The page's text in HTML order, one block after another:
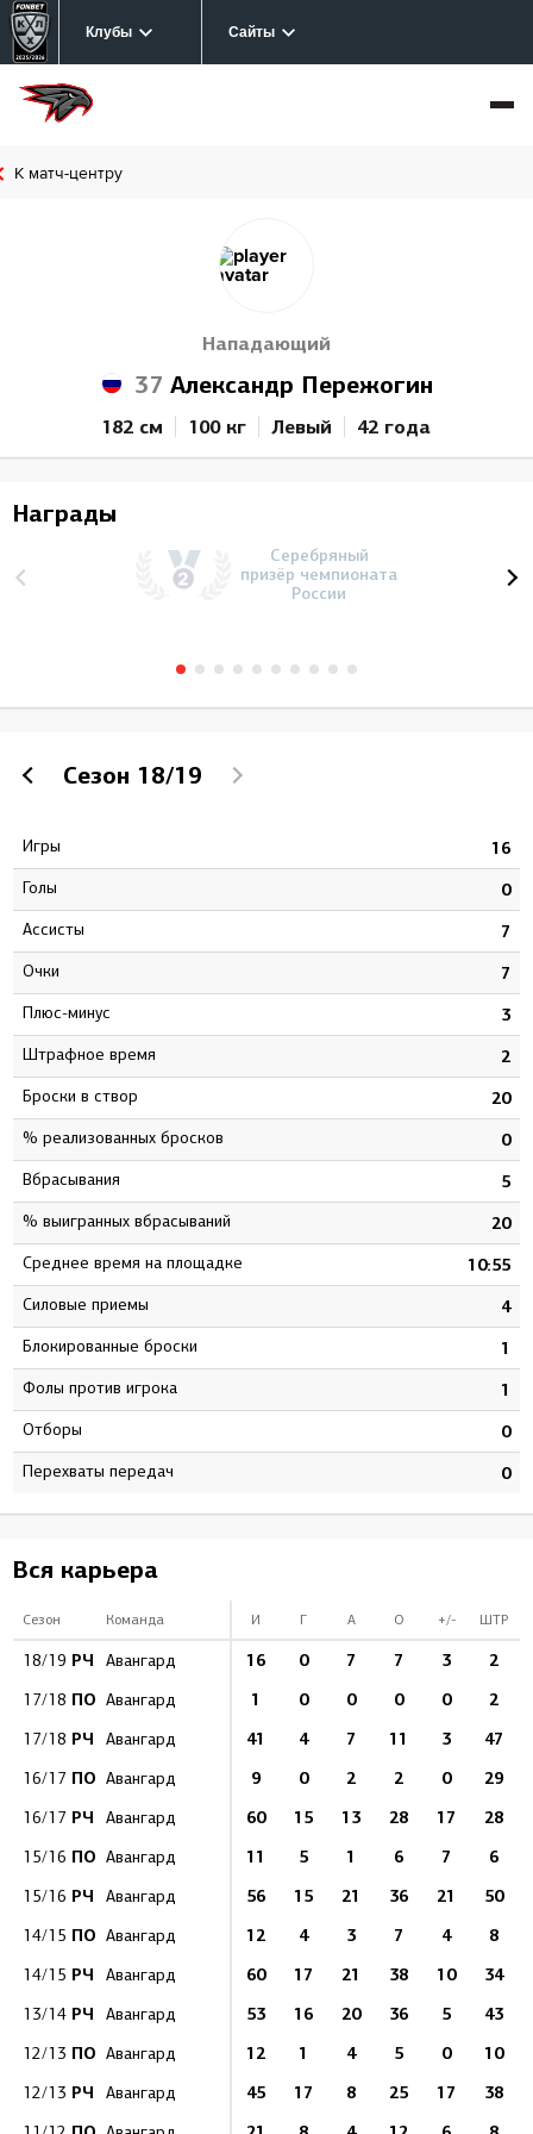
Клубы Сайты
К матч-центру
Нападающий
37 Александр Пережогин
182 см 100 кг Левый 42 года
Награды
Серебряный
призёр чемпионата
России
Сезон 18/19
Игры 16
Голы 0
Ассисты 7
Очки 7
Плюс-минус 3
штрафное время 2
Броски в створ 20
% реализованных бросков 0
Вбрасывания 5
% выигранных вбрасываний 20
Среднее время на площадке 10:55
Силовые приемы 4
Блокированные броски 1
Фолы против игрока 1
Отборы 0
Перехваты передач 0
Вся карьера
Сезон Команда И Г А О +/- ШТР
18/19 РЧ Авангард 16 0 7 7 3 2
17/18 ПО Авангард 1 0 0 0 0 2
17/18 РЧ Авангард 41 4 7 11 3 47
16/17 ПО Авангард 9 0 2 2 0 29
16/17 РЧ Авангард 60 15 13 28 17 28
15/16 ПО Авангард 11 5 1 6 7 6
15/16 РЧ Авангард 56 15 21 36 21 50
14/15 ПО Авангард 12 4 3 7 4 8
14/15 РЧ Авангард 60 17 21 38 10 34
13/14 РЧ Авангард 53 16 20 36 5 43
12/13 ПО Авангард 12 1 4 5 0 10
12/13 РЧ Авангард 45 17 8 25 17 38